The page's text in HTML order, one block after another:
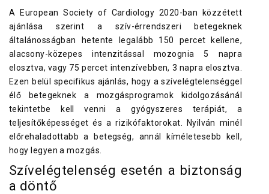
A European Society of Cardiology 2020-ban közzétett
ajánlása szerint a szív-érrendszeri betegeknek
általánosságban hetente legalább 150 percet kellene,
alacsony-közepes intenzitással mozognia 5 napra
elosztva, vagy 75 percet intenzívebben, 3 napra elosztva.
Ezen belül specifikus ajánlás, hogy a szívelégtelenséggel
élő betegeknek a mozgásprogramok kidolgozásánál
tekintetbe kell venni a gyógyszeres terápiát, a
teljesítőképességet és a rizikófaktorokat. Nyilván minél
előrehaladottabb a betegség, annál kíméletesebb kell,
hogy legyen a mozgás.
Szívelégtelenség esetén a biztonság
a döntő